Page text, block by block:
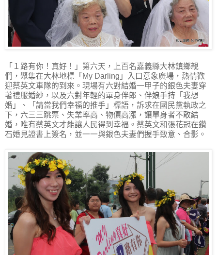
「１路有你！真好！」第六天，上百名嘉義縣大林鎮鄉親
們，聚集在大林地標「My Darling」入口意象廣場，熱情歡
迎蔡英文車隊的到來。現場有六對結婚一甲子的銀色夫妻穿
著禮服婚紗，以及六對年輕的單身伴郎、伴娘手持「我想
婚」、「請當我們幸福的推手」標語，訴求在國民黨執政之
下，六三三跳票、失業率高、物價高漲，讓單身者不敢結
婚，唯有蔡英文才能讓人民得到幸福。蔡英文和張花冠在鑽
石婚見證書上簽名，並一一與銀色夫妻們握手致意、合影。